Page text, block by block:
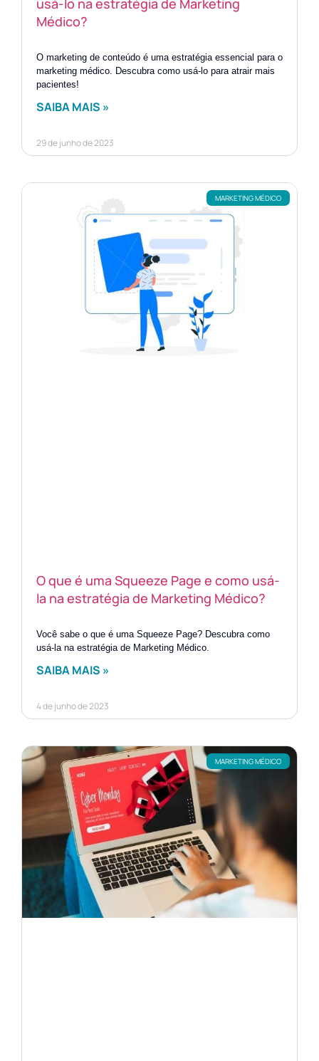
Médico?
O marketing de conteúdo é uma estratégia essencial para o
marketing médico. Descubra como usá-lo para atrair mais
pacientes!
SAIBA MAIS »
29 de junho de 2023
MARKETING MÉDICO
O que é uma Squeeze Page e como usá-
la na estratégia de Marketing Médico?
Você sabe o que é uma Squeeze Page? Descubra como
usá-la na estratégia de Marketing Médico.
SAIBA MAIS »
4 de junho de 2023
MARKETING MÉDICO